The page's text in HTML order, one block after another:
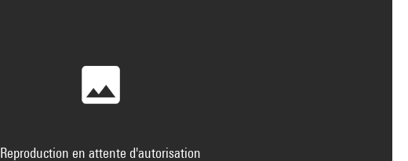
Reproduction en attente d'autorisation